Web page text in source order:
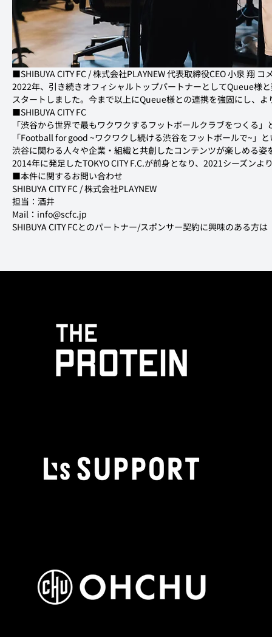
■SHIBUYA CITY FC / 株式会社PLAYNEW 代表取締役CEO 小泉 翔 コ
2022年、引き続きオフィシャルトップパートナーとしてQueue様
スタートしました。今まで以上にQueue様との連携を強固にし、
■SHIBUYA CITY FC
「渋谷から世界で最もワクワクするフットボールクラブをつくる
「Football for good ~ワクワクし続ける渋谷をフットボールで~」
渋谷に関わる人々や企業・組織と共創したコンテンツが楽しめる姿
2014年に発足したTOKYO CITY F.C.が前身となり、2021シーズンよ
■本件に関するお問い合わせ
SHIBUYA CITY FC / 株式会社PLAYNEW
担当：酒井
Mail：info@scfc.jp
SHIBUYA CITY FCとのパートナー/スポンサー契約に興味のある方は